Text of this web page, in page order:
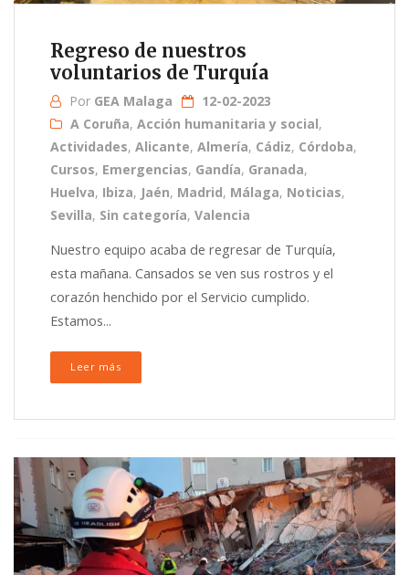
Regreso de nuestros
voluntarios de Turquía
Por GEA Malaga
12-02-2023
A Coruña, Acción humanitaria y social,
Actividades, Alicante, Almería, Cádiz, Córdoba,
Cursos, Emergencias, Gandía, Granada,
Huelva, Ibiza, Jaén, Madrid, Málaga, Noticias,
Sevilla, Sin categoría, Valencia
Nuestro equipo acaba de regresar de Turquía,
esta mañana. Cansados se ven sus rostros y el
corazón henchido por el Servicio cumplido.
Estamos...
Leer más